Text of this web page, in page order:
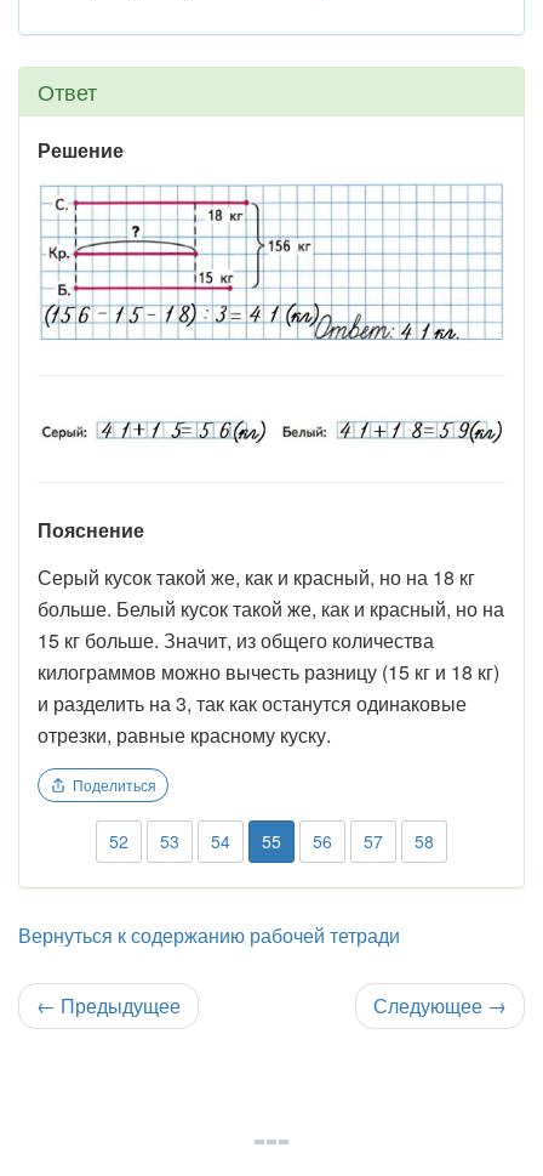
Ответ
Решение
Пояснение
Серый кусок такой же, как и красный, но на 18 кг
больше. Белый кусок такой же, как и красный, но на
15 кг больше. Значит, из общего количества
килограммов можно вычесть разницу (15 кг и 18 кг)
и разделить на 3, так как останутся одинаковые
отрезки, равные красному куску.
Поделиться
52 53 54 55 56 57 58
Вернуться к содержанию рабочей тетради
← Предыдущее Следующее →